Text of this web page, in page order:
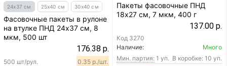
24х37 см 25х40 см 30х40 см
Фасовочные пакеты в рулоне
на втулке ПНД 24х37 см, 8
мкм, 500 шт
176.38 р.
500 шт/рул. 0.35 р./шт.
Пакеты фасовочные ПНД
18х27 см, 7 мкм, 400 г
137.00 р.
Код 3270
Наличие:
Много
Мин. партия: 1 уп. В коробке: 10 уп.